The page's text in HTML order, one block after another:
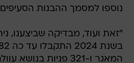
נוספו למסמך ההבנות
"זאת ועוד, מבדיקה שביצענו,
המאגר ו-321 פניות